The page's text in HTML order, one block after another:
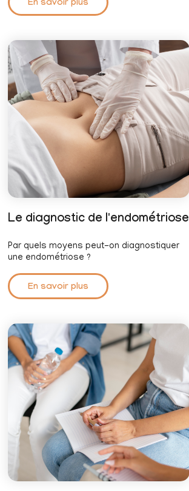
En savoir plus
Le diagnostic de l'endométriose
Par quels moyens peut-on diagnostiquer
une endométriose ?
En savoir plus